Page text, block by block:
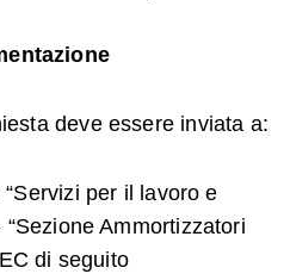
deve essere inviata a:
per il lavoro e
Ammortizzatori
di seguito